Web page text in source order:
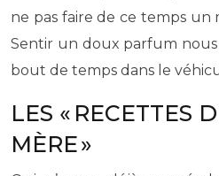
ne pas faire de ce temps un
Sentir un doux parfum
bout de temps dans le
LES « RECETTES
MÈRE »